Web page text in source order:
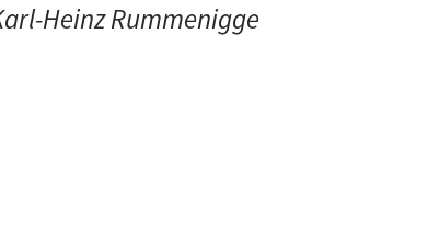
Heinz Rummenigge